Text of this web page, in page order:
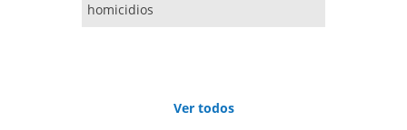
homicidios
Ver todos